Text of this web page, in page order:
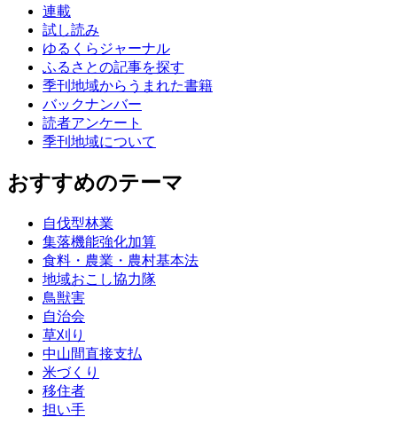
連載
試し読み
ゆるくらジャーナル
ふるさとの記事を探す
季刊地域からうまれた書籍
バックナンバー
読者アンケート
季刊地域について
おすすめのテーマ
自伐型林業
集落機能強化加算
食料・農業・農村基本法
地域おこし協力隊
鳥獣害
自治会
草刈り
中山間直接支払
米づくり
移住者
担い手